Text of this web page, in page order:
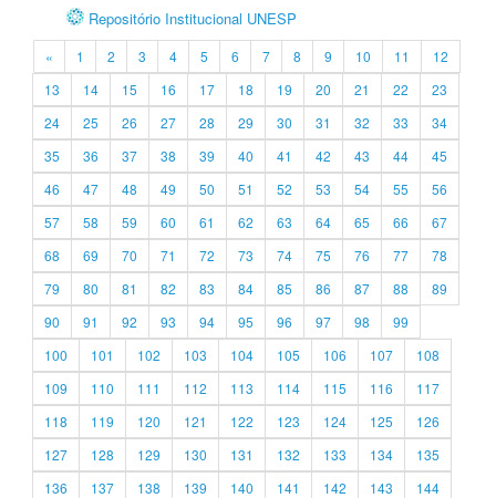
Repositório Institucional UNESP
« 1 2 3 4 5 6 7 8 9 10 11
12
13
14 15 16 17 18 19 20 21 22
23
24
25 26 27 28 29 30 31 32 33
34
35
36 37 38 39 40 41 42 43 44
45
46
47 48 49 50 51 52 53 54 55
56
57
58 59 60 61 62 63 64 65 66
67
68
69 70 71 72 73 74 75 76 77
78
79
80 81 82 83 84 85 86 87 88
89
90
91 92 93 94 95 96 97 98
99
100
101 102 103 104 105 106 107
108
109
110 111 112 113 114 115 116
117
118
119 120 121 122 123 124 125
126
127
128 129 130 131 132 133 134
135
136
137 138 139 140 141 142 143
144